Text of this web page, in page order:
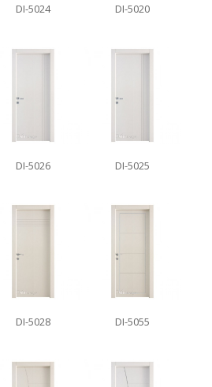
DI-5024 DI-5020
DI-5026 DI-5025
DI-5028 DI-5055